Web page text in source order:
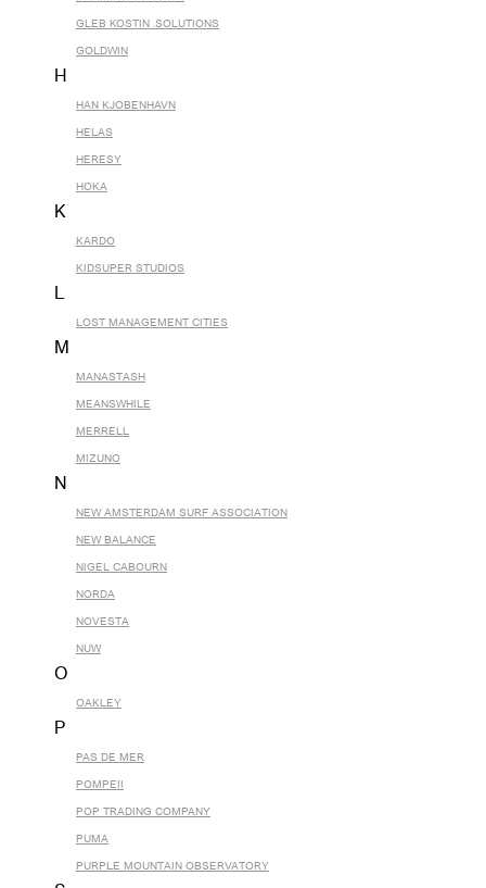
GLEB KOSTIN .SOLUTIONS
GOLDWIN
H
HAN KJOBENHAVN
HELAS
HERESY
HOKA
K
KARDO
KIDSUPER STUDIOS
L
LOST MANAGEMENT CITIES
M
MANASTASH
MEANSWHILE
MERRELL
MIZUNO
N
NEW AMSTERDAM SURF ASSOCIATION
NEW BALANCE
NIGEL CABOURN
NORDA
NOVESTA
NUW
O
OAKLEY
P
PAS DE MER
POMPEII
POP TRADING COMPANY
PUMA
PURPLE MOUNTAIN OBSERVATORY